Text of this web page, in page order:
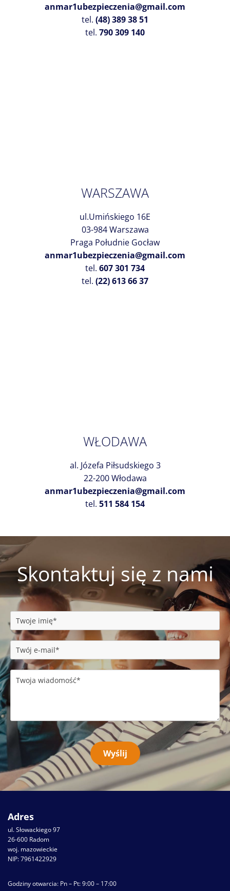
anmar1ubezpieczenia@gmail.com
tel. (48) 389 38 51
tel. 790 309 140
WARSZAWA
ul.Umińskiego 16E
03-984 Warszawa
Praga Południe Gocław
anmar1ubezpieczenia@gmail.com
tel. 607 301 734
tel. (22) 613 66 37
WŁODAWA
al. Józefa Piłsudskiego 3
22-200 Włodawa
anmar1ubezpieczenia@gmail.com
tel. 511 584 154
Skontaktuj się z nami
Adres
ul. Słowackiego 97
26-600 Radom
woj. mazowieckie
NIP: 7961422929
Godziny otwarcia: Pn – Pt: 9:00 – 17:00